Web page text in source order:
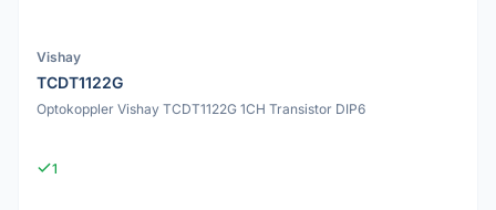
Vishay
TCDT1122G
Optokoppler Vishay TCDT1122G 1CH Transistor DIP6
1